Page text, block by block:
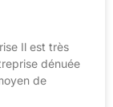
Il est très
dénuée
de